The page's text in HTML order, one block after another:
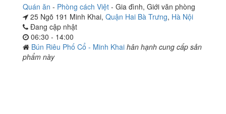
Quán ăn - Phòng cách Việt - Gia đình, Giới văn phòng
25 Ngõ 191 Minh Khai, Quận Hai Bà Trưng, Hà Nội
Đang cập nhật
06:30 - 14:00
Bún Riêu Phố Cổ - Minh Khai hân hạnh cung cấp sản
phẩm này